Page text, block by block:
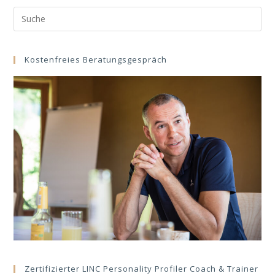
Gabler
Search
this
Kostenfreies Beratungsgespräch
Zertifizierter LINC Personality Profiler Coach & Trainer